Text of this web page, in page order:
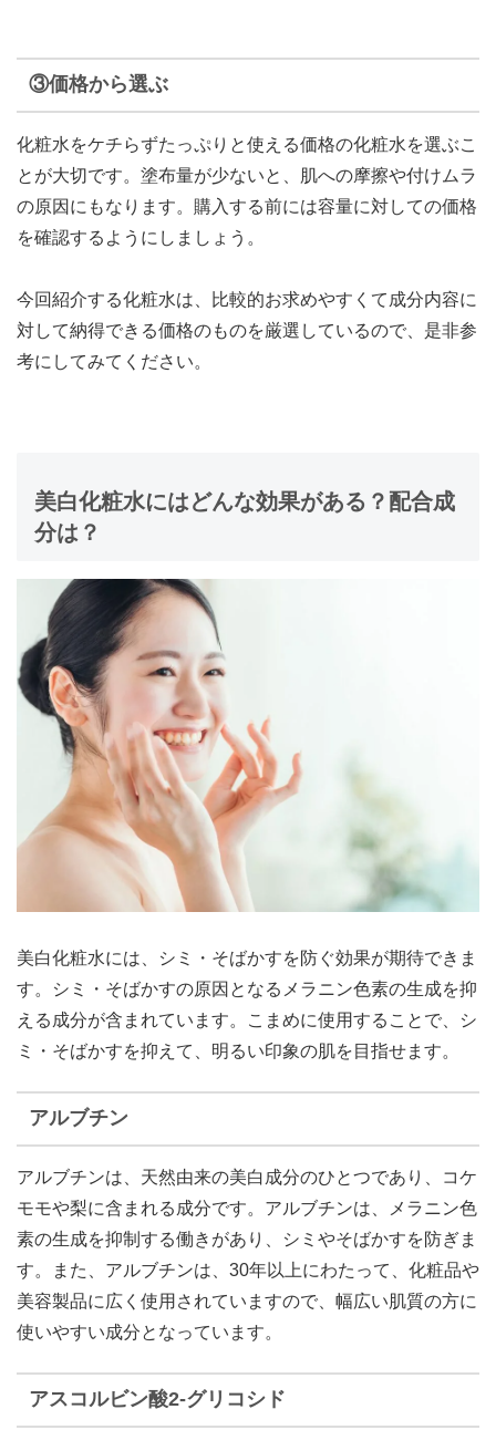
③価格から選ぶ
化粧水をケチらずたっぷりと使える価格の化粧水を選ぶこ
とが大切です。塗布量が少ないと、肌への摩擦や付けムラ
の原因にもなります。購入する前には容量に対しての価格
を確認するようにしましょう。
今回紹介する化粧水は、比較的お求めやすくて成分内容に
対して納得できる価格のものを厳選しているので、是非参
考にしてみてください。
美白化粧水にはどんな効果がある？配合成
分は？
美白化粧水には、シミ・そばかすを防ぐ効果が期待できま
す。シミ・そばかすの原因となるメラニン色素の生成を抑
える成分が含まれています。こまめに使用することで、シ
ミ・そばかすを抑えて、明るい印象の肌を目指せます。
アルブチン
アルブチンは、天然由来の美白成分のひとつであり、コケ
モモや梨に含まれる成分です。アルブチンは、メラニン色
素の生成を抑制する働きがあり、シミやそばかすを防ぎま
す。また、アルブチンは、30年以上にわたって、化粧品や
美容製品に広く使用されていますので、幅広い肌質の方に
使いやすい成分となっています。
アスコルビン酸2-グリコシド